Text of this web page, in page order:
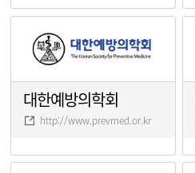
대한예방의학회
http://www.prevmed.or.kr